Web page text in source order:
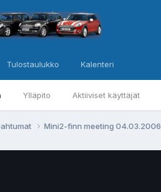
Ylläpito Aktiiviset käyttäjät
Tulostaulukko Kalenteri
Mini2-finn meeting 04.03.2006